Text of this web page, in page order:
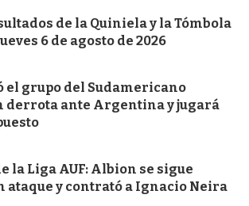
de la Quiniela y la Tómbola
6 de agosto de 2026
el grupo del Sudamericano
derrota ante Argentina y jugará
la Liga AUF: Albion se sigue
ataque y contrató a Ignacio Neira